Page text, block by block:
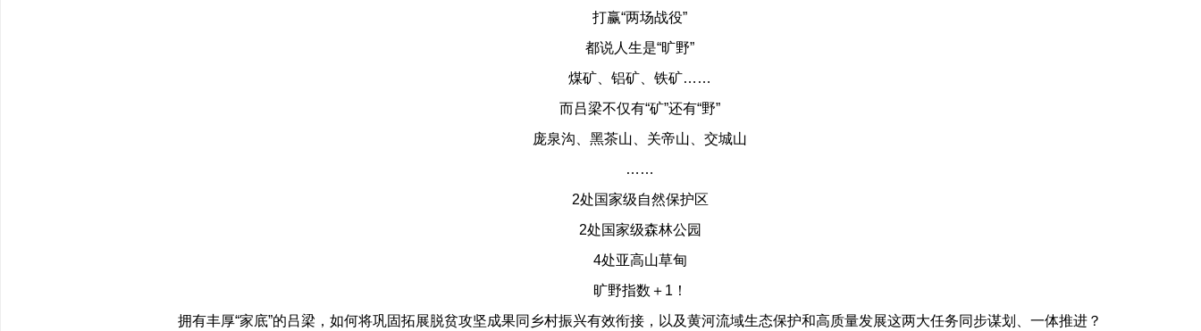
打赢“两场战役”
都说人生是“旷野”
煤矿、铝矿、铁矿……
而吕梁不仅有“矿”还有“野”
庞泉沟、黑茶山、关帝山、交城山
……
2处国家级自然保护区
2处国家级森林公园
4处亚高山草甸
旷野指数＋1！
拥有丰厚“家底”的吕梁，如何将巩固拓展脱贫攻坚成果同乡村振兴有效衔接，以及黄河流域生态保护和高质量发展这两大任务同步谋划、一体推进？